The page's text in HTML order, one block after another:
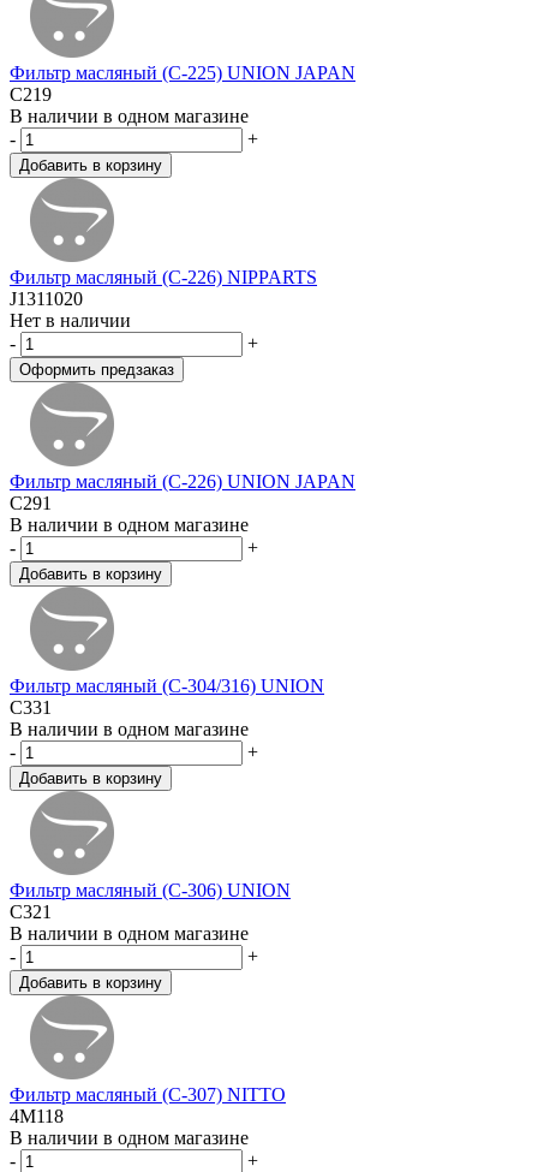
Фильтр масляный (C-225) UNION JAPAN
C219
В наличии в одном магазине
-
+
Фильтр масляный (C-226) NIPPARTS
J1311020
Нет в наличии
-
+
Фильтр масляный (C-226) UNION JAPAN
C291
В наличии в одном магазине
-
+
Фильтр масляный (C-304/316) UNION
C331
В наличии в одном магазине
-
+
Фильтр масляный (C-306) UNION
C321
В наличии в одном магазине
-
+
Фильтр масляный (C-307) NITTO
4M118
В наличии в одном магазине
-
+